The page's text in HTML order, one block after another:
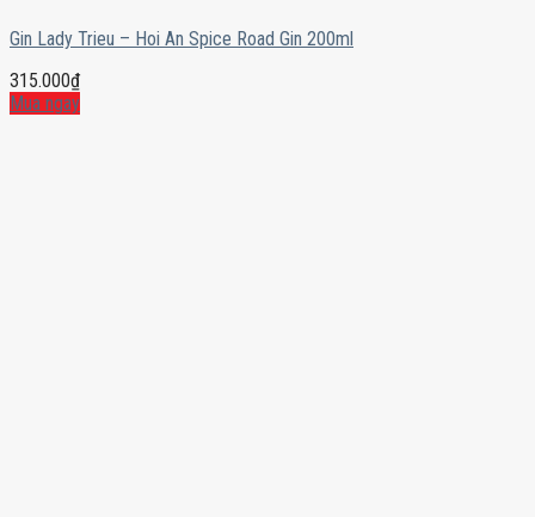
Gin Lady Trieu – Hoi An Spice Road Gin 200ml
315.000₫
Mua ngay